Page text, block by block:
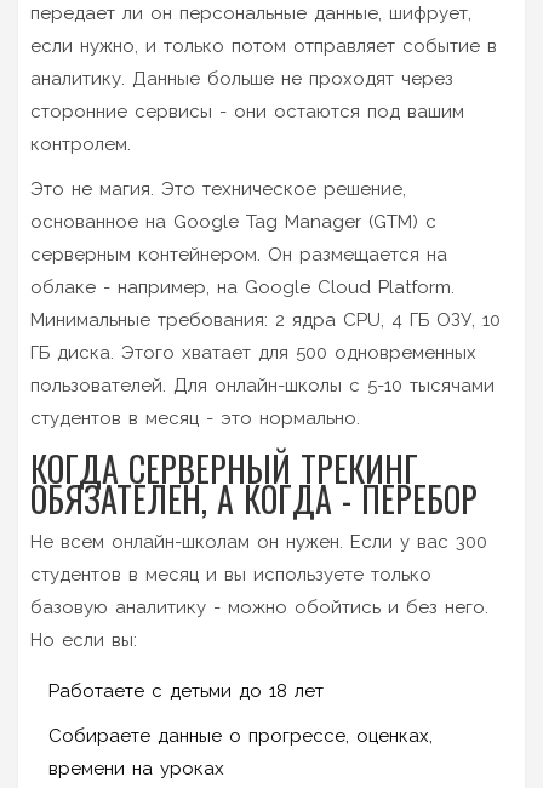
передает ли он персональные данные, шифрует,
если нужно, и только потом отправляет событие в
аналитику. Данные больше не проходят через
сторонние сервисы - они остаются под вашим
контролем.
Это не магия. Это техническое решение,
основанное на Google Tag Manager (GTM) с
серверным контейнером. Он размещается на
облаке - например, на Google Cloud Platform.
Минимальные требования: 2 ядра CPU, 4 ГБ ОЗУ, 10
ГБ диска. Этого хватает для 500 одновременных
пользователей. Для онлайн-школы с 5-10 тысячами
студентов в месяц - это нормально.
КОГДА СЕРВЕРНЫЙ ТРЕКИНГ
ОБЯЗАТЕЛЕН, А КОГДА - ПЕРЕБОР
Не всем онлайн-школам он нужен. Если у вас 300
студентов в месяц и вы используете только
базовую аналитику - можно обойтись и без него.
Но если вы:
Работаете с детьми до 18 лет
Собираете данные о прогрессе, оценках,
времени на уроках